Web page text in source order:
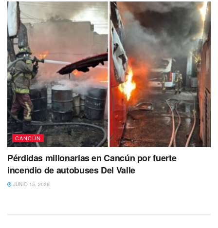
CANCÚN
Pérdidas millonarias en Cancún por fuerte
incendio de autobuses Del Valle
JUNIO 15, 2026